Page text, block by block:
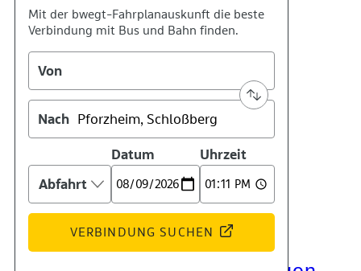
Das Team